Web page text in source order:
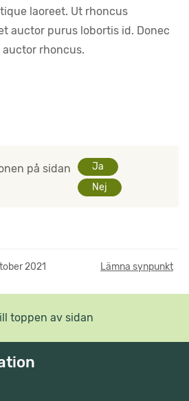
laoreet. Ut rhoncus
auctor purus lobortis id. Donec
auctor rhoncus.
på sidan
Ja
Nej
2021 Lämna synpunkt
toppen av sidan